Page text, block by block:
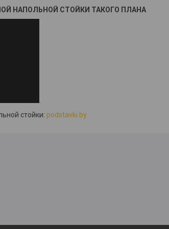
НАПОЛЬНОЙ СТОЙКИ ТАКОГО ПЛАНА
стойки: podstavki.by